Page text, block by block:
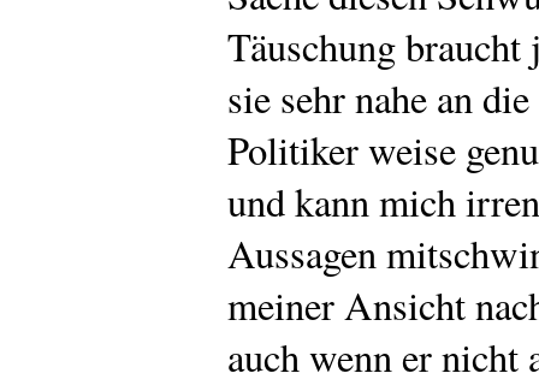
Täuschung
sie sehr nahe an
Politiker weise
und kann mich
Aussagen
meiner Ansicht
auch wenn er nicht